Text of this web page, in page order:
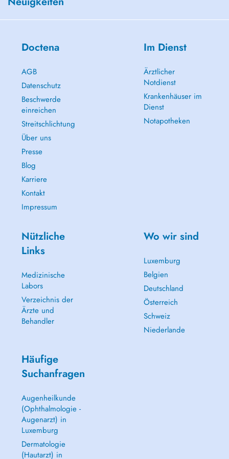
Doctena
AGB
Datenschutz
Beschwerde
einreichen
Streitschlichtung
Über uns
Presse
Blog
Karriere
Kontakt
Impressum
Im Dienst
Ärztlicher
Notdienst
Krankenhäuser im
Dienst
Notapotheken
Nützliche
Links
Medizinische
Labors
Verzeichnis der
Ärzte und
Behandler
Wo wir sind
Luxemburg
Belgien
Deutschland
Österreich
Schweiz
Niederlande
Häufige
Suchanfragen
Augenheilkunde
(Ophthalmologie -
Augenarzt) in
Luxemburg
Dermatologie
(Hautarzt) in